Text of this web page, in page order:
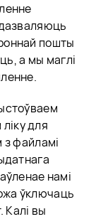
пошты
а мы маглі
для
з файламі
намі
ўключаць
Калі вы